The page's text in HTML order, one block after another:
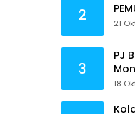
2 21
3
PJ
18